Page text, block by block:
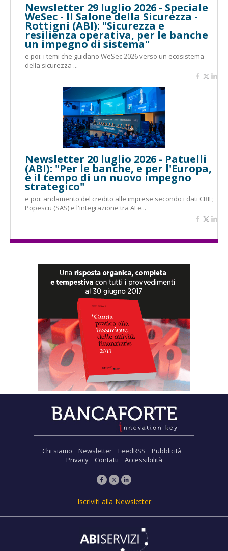
Newsletter 29 luglio 2026 - Speciale
WeSec - Il Salone della Sicurezza -
Rottigni (ABI): "Sicurezza e
resilienza operativa, per le banche
un impegno di sistema"
e poi: i temi che guidano WeSec 2026 verso un ecosistema
della sicurezza ...
Newsletter 20 luglio 2026 - Patuelli
(ABI): "Per le banche, e per l'Europa,
è il tempo di un nuovo impegno
strategico"
e poi: andamento del credito alle imprese secondo i dati CRIF;
Popescu (SAS) e l'integrazione tra AI e...
Chi siamo Newsletter FeedRSS
Pubblicità
Privacy
Contatti Accessibilità
Iscriviti alla Newsletter